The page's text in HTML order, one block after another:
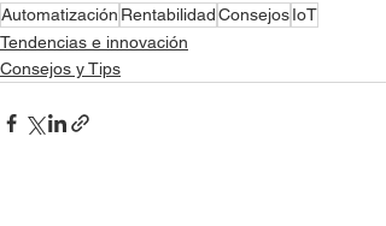
Automatización RentabilidadConsejosIoT
Tendencias e innovación
Consejos y Tips